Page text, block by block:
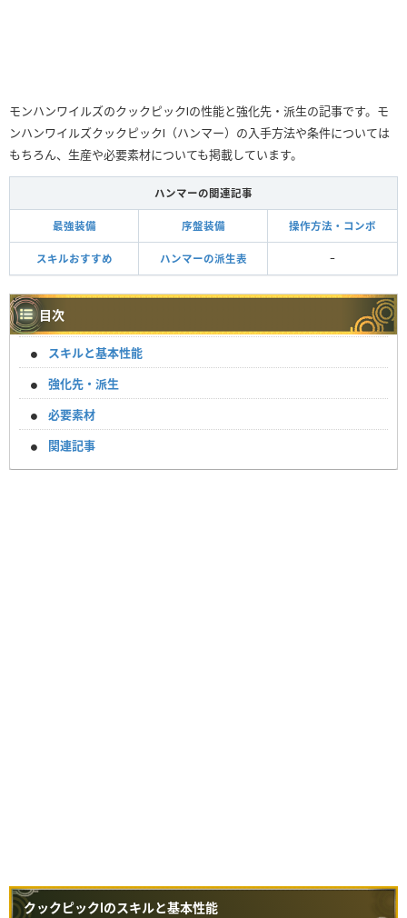
モンハンワイルズのクックピックⅠの性能と強化先・派生の記事です。モ
ンハンワイルズクックピックⅠ（ハンマー）の入手方法や条件については
もちろん、生産や必要素材についても掲載しています。
ハンマーの関連記事
最強装備 序盤装備 操作方法・コンボ
スキルおすすめ ハンマーの派生表 ｰ
目次
スキルと基本性能
強化先・派生
必要素材
関連記事
クックピックⅠのスキルと基本性能